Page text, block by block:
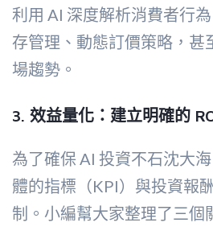
利用 AI 深度解析消費者行
存管理、動態訂價策略，甚
場趨勢。
3. 效益量化：建立明確的
為了確保 AI 投資不石沈大
體的指標（KPI）與投資報
制。小編幫大家整理了三個